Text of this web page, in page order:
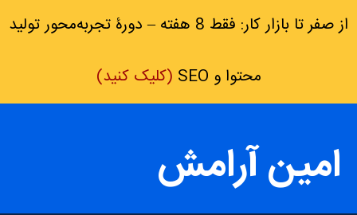
از صفر تا بازار کار: فقط 8 هفته – دورۀ تجربه‌محور تولید
محتوا و SEO (کلیک کنید)
امین آرامش